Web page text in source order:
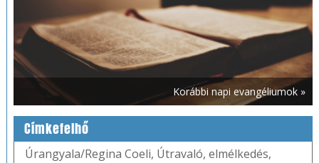
Korábbi napi evangéliumok »
Címkefelhő
Úrangyala/Regina Coeli, Útravaló, elmélkedés,